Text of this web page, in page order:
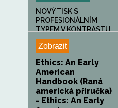
NOVÝ TISK S
PROFESIONÁLNÍM
TYPEM V KONTRASTU
KE...
Zobrazit
Ethics: An Early
American
Handbook (Raná
americká příručka)
- Ethics: An Early